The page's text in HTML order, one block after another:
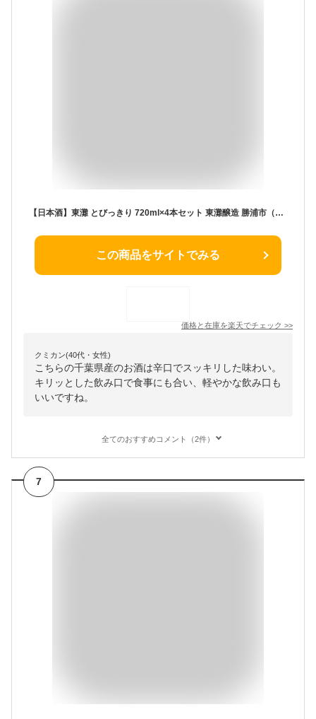
【日本酒】東灘 とびっきり 720ml×4本セット 東灘醸造 勝浦市（千葉県 お歳暮 御歳暮 お酒 グルメ プレゼント お土産 贈答用 誕生日 送料無料）
この商品をサイトでみる
価格と在庫を楽天でチェック >>
クミカン(40代・女性)
こちらの千葉県産のお酒は辛口でスッキリした味わい。
キリッとした飲み口で食事にも合い、軽やかな飲み口も
いいですね。
全てのおすすめコメント（2件）
7